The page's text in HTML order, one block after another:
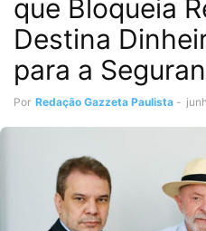
que Bloqueia
Destina
para a
Por Redação Gazzeta Paulista -